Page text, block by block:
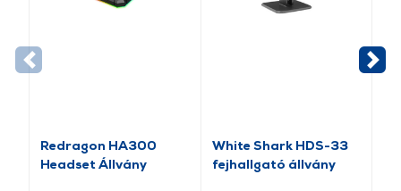
Redragon HA300
Headset Állvány
White Shark HDS-33
fejhallgató állvány